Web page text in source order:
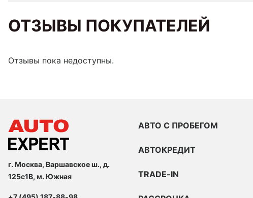
ОТЗЫВЫ ПОКУПАТЕЛЕЙ
Отзывы пока недоступны.
г. Москва, Варшавское ш., д.
125с1В, м. Южная
АВТО С ПРОБЕГОМ
АВТОКРЕДИТ
TRADE-IN